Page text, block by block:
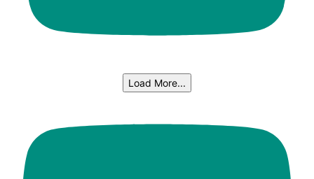
Load More...